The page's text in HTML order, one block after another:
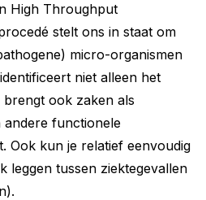
High Throughput
stelt ons in staat om
micro-organismen
niet alleen het
ook zaken als
andere functionele
Ook kun je relatief eenvoudig
leggen tussen ziektegevallen